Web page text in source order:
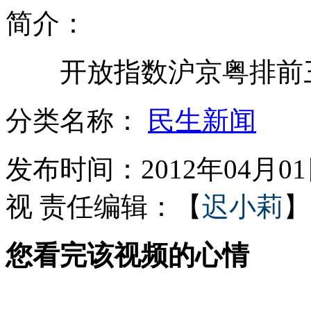
湖南现罕见“返祖”婴儿
蜜蜂杀敌新招：集体包围憋死你
简介：
开放指数沪京粤排前
分类名称：
民生新闻
发布时间：2012年04月
视 责任编辑：【迟小莉 】
您看完该视频的心情